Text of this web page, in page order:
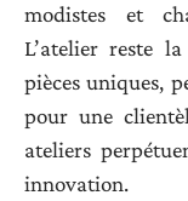
modistes et
L’atelier reste
pièces uniques,
pour une
ateliers
innovation.